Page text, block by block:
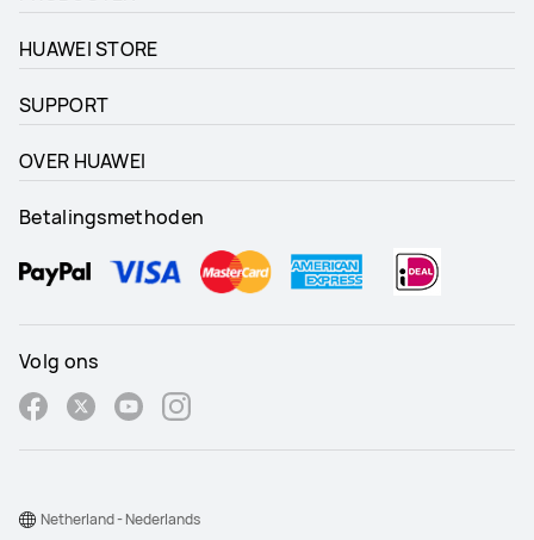
HUAWEI STORE
SUPPORT
OVER HUAWEI
Betalingsmethoden
Volg ons
Netherland - Nederlands